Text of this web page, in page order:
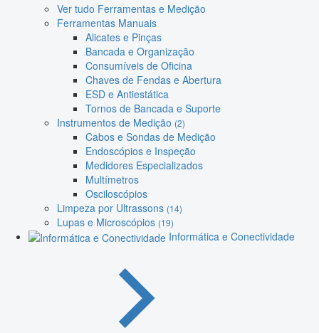
Ver tudo Ferramentas e Medição
Ferramentas Manuais
Alicates e Pinças
Bancada e Organização
Consumíveis de Oficina
Chaves de Fendas e Abertura
ESD e Antiestática
Tornos de Bancada e Suporte
Instrumentos de Medição (2)
Cabos e Sondas de Medição
Endoscópios e Inspeção
Medidores Especializados
Multímetros
Osciloscópios
Limpeza por Ultrassons (14)
Lupas e Microscópios (19)
Informática e Conectividade